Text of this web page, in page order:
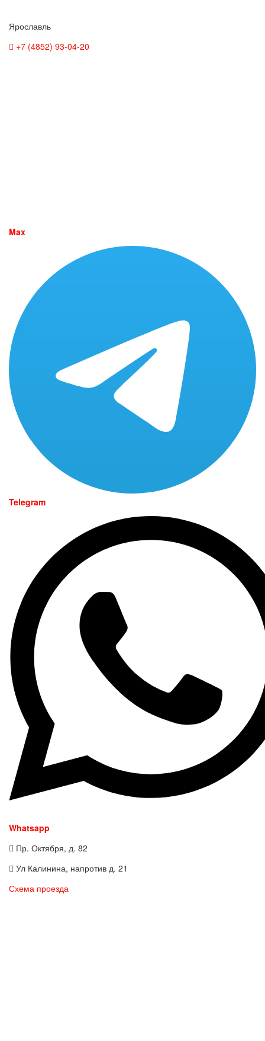
Ярославль
+7 (4852) 93-04-20
Max
Telegram
Whatsapp
Пр. Октября, д. 82
Ул Калинина, напротив д. 21
Схема проезда